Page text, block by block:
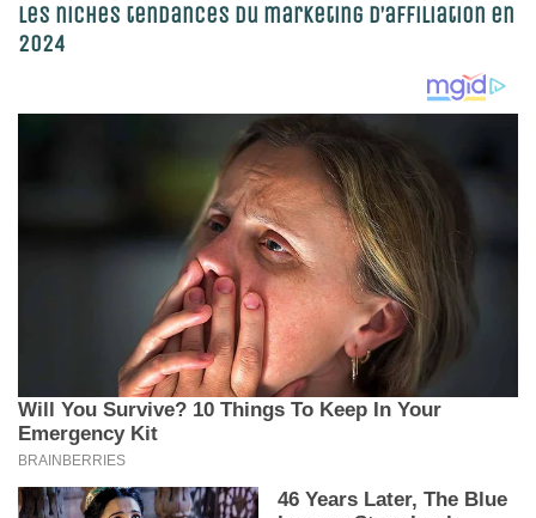
Les niches tendances du marketing d’affiliation en
2024